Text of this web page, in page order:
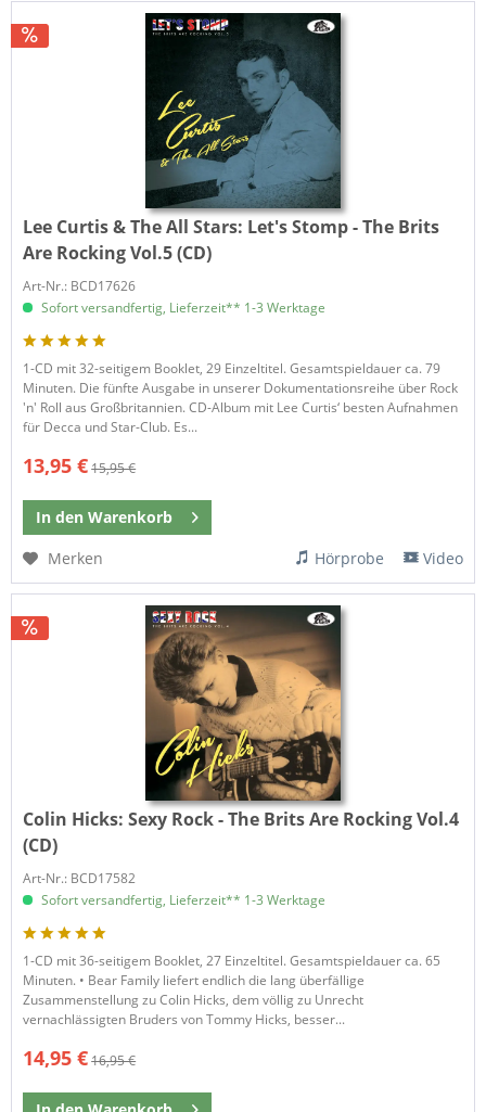
Lee Curtis & The All Stars: Let's Stomp - The Brits
Are Rocking Vol.5 (CD)
Art-Nr.: BCD17626
Sofort versandfertig, Lieferzeit** 1-3 Werktage
1-CD mit 32-seitigem Booklet, 29 Einzeltitel. Gesamtspieldauer ca. 79
Minuten. Die fünfte Ausgabe in unserer Dokumentationsreihe über Rock
'n' Roll aus Großbritannien. CD-Album mit Lee Curtis‘ besten Aufnahmen
für Decca und Star-Club. Es...
13,95 €15,95 €
In den Warenkorb
Merken
Hörprobe Video
Colin Hicks: Sexy Rock - The Brits Are Rocking Vol.4
(CD)
Art-Nr.: BCD17582
Sofort versandfertig, Lieferzeit** 1-3 Werktage
1-CD mit 36-seitigem Booklet, 27 Einzeltitel. Gesamtspieldauer ca. 65
Minuten. • Bear Family liefert endlich die lang überfällige
Zusammenstellung zu Colin Hicks, dem völlig zu Unrecht
vernachlässigten Bruders von Tommy Hicks, besser...
14,95 €16,95 €